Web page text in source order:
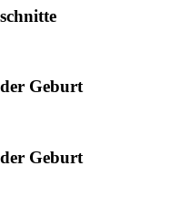
Geburt
Geburt